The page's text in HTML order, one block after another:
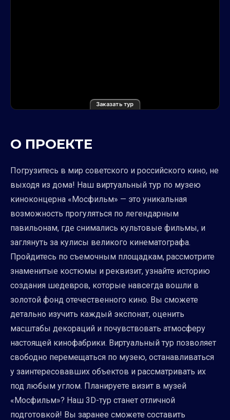
Заказать тур
О ПРОЕКТЕ
Погрузитесь в мир советского и российского кино, не
выходя из дома! Наш виртуальный тур по музею
киноконцерна «Мосфильм» — это уникальная
возможность прогуляться по легендарным
павильонам, где снимались культовые фильмы, и
заглянуть за кулисы великого кинематографа.
Пройдитесь по съемочным площадкам, рассмотрите
знаменитые костюмы и реквизит, узнайте историю
создания шедевров, которые навсегда вошли в
золотой фонд отечественного кино. Вы сможете
детально изучить каждый экспонат, оценить
масштабы декораций и почувствовать атмосферу
настоящей кинофабрики. Виртуальный тур позволяет
свободно перемещаться по музею, останавливаться
у заинтересовавших объектов и рассматривать их
под любым углом. Планируете визит в музей
«Мосфильм»? Наш 3D-тур станет отличной
подготовкой! Вы заранее сможете составить